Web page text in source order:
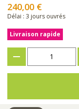
240,00 €
Délai : 3 jours ouvrés
Livraison rapide